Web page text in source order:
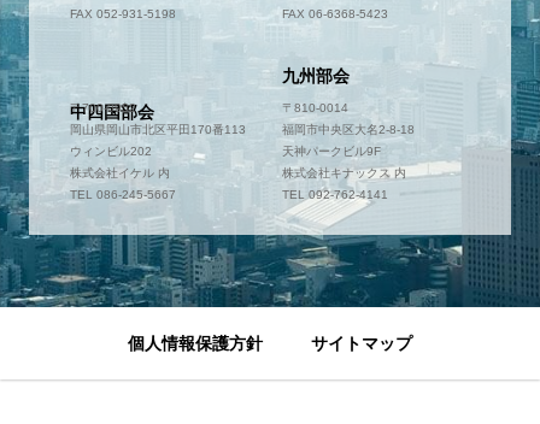
FAX 052-931-5198
FAX 06-6368-5423
中四国部会
〒700-0952
岡山県岡山市北区平田170番113
ウィンビル202
株式会社イケル 内
TEL 086-245-5667
九州部会
〒810-0014
福岡市中央区大名2-8-18
天神パークビル9F
株式会社キナックス 内
TEL 092-762-4141
個人情報保護方針 サイトマップ